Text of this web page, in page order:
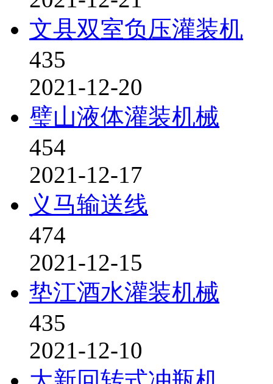
文县双室负压灌装机
435
2021-12-20
璧山液体灌装机械
454
2021-12-17
义马输送线
474
2021-12-15
垫江酒水灌装机械
435
2021-12-10